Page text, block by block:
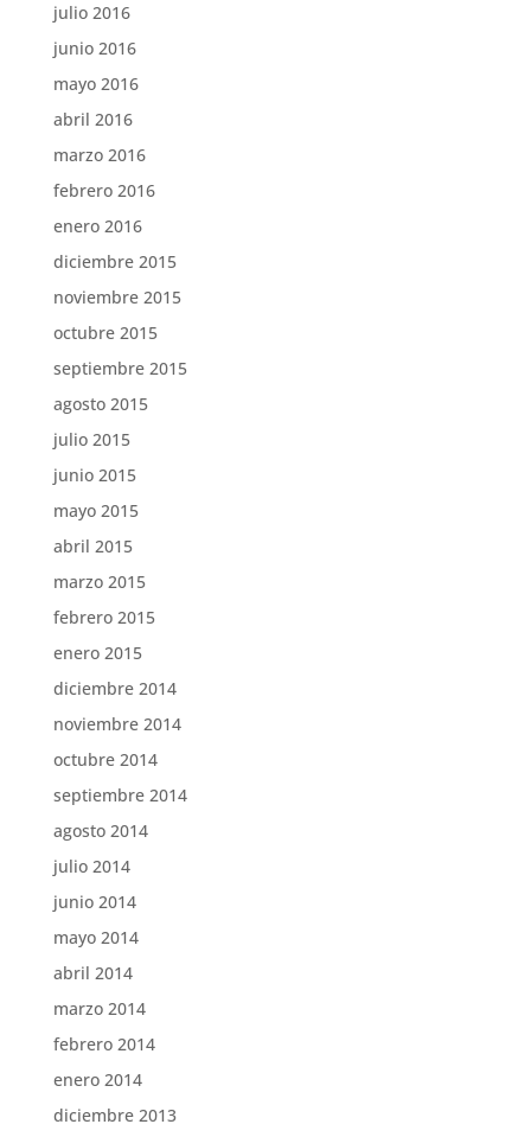
julio 2016
junio 2016
mayo 2016
abril 2016
marzo 2016
febrero 2016
enero 2016
diciembre 2015
noviembre 2015
octubre 2015
septiembre 2015
agosto 2015
julio 2015
junio 2015
mayo 2015
abril 2015
marzo 2015
febrero 2015
enero 2015
diciembre 2014
noviembre 2014
octubre 2014
septiembre 2014
agosto 2014
julio 2014
junio 2014
mayo 2014
abril 2014
marzo 2014
febrero 2014
enero 2014
diciembre 2013